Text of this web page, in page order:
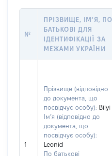
№
ПРІЗВИЩЕ, ІМ’Я, ПО
БАТЬКОВІ ДЛЯ
ІДЕНТИФІКАЦІЇ ЗА
МЕЖАМИ УКРАЇНИ
1
Прізвище (відповідно
до документа, що
посвідчує особу): Bilyi
Ім’я (відповідно до
документа, що
посвідчує особу):
Leonid
По батькові